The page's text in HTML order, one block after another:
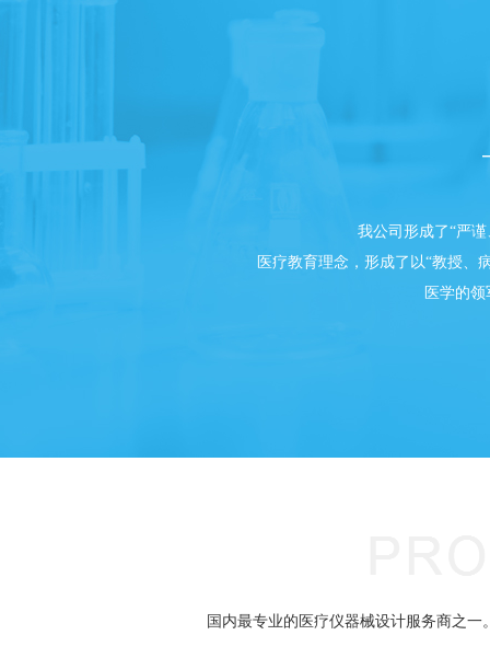
国内最专业的医疗仪器械设计服务商之
我公司形成了“严
医疗教育理念，形成了以“教授、
医学的